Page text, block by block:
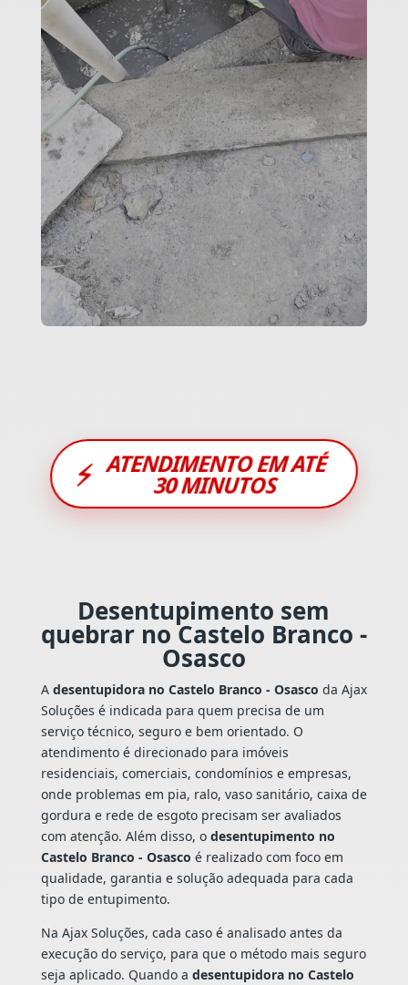
⚡ ATENDIMENTO EM ATÉ
30 MINUTOS
Desentupimento sem
quebrar no Castelo Branco -
Osasco
A desentupidora no Castelo Branco - Osasco da Ajax
Soluções é indicada para quem precisa de um
serviço técnico, seguro e bem orientado. O
atendimento é direcionado para imóveis
residenciais, comerciais, condomínios e empresas,
onde problemas em pia, ralo, vaso sanitário, caixa de
gordura e rede de esgoto precisam ser avaliados
com atenção. Além disso, o desentupimento no
Castelo Branco - Osasco é realizado com foco em
qualidade, garantia e solução adequada para cada
tipo de entupimento.
Na Ajax Soluções, cada caso é analisado antes da
execução do serviço, para que o método mais seguro
seja aplicado. Quando a desentupidora no Castelo